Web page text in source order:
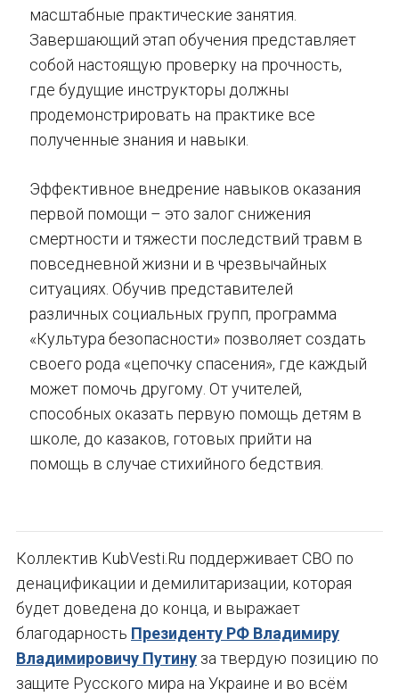
масштабные практические занятия.
Завершающий этап обучения представляет
собой настоящую проверку на прочность,
где будущие инструкторы должны
продемонстрировать на практике все
полученные знания и навыки.
Эффективное внедрение навыков оказания
первой помощи – это залог снижения
смертности и тяжести последствий травм в
повседневной жизни и в чрезвычайных
ситуациях. Обучив представителей
различных социальных групп, программа
«Культура безопасности» позволяет создать
своего рода «цепочку спасения», где каждый
может помочь другому. От учителей,
способных оказать первую помощь детям в
школе, до казаков, готовых прийти на
помощь в случае стихийного бедствия.
Коллектив KubVesti.Ru поддерживает СВО по
денацификации и демилитаризации, которая
будет доведена до конца, и выражает
благодарность Президенту РФ Владимиру
Владимировичу Путину за твердую позицию по
защите Русского мира на Украине и во всём